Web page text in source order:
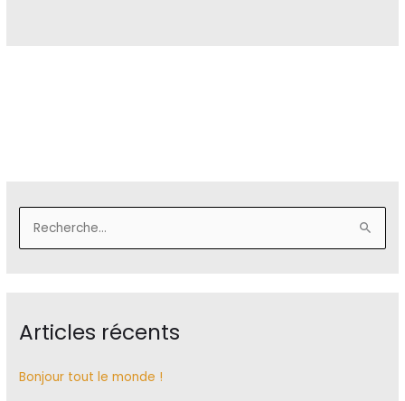
e
e
c
Articles récents
Bonjour tout le monde !